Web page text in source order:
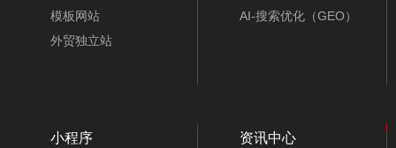
模板网站
外贸独立站
AI-搜索优化（GEO）
小程序 资讯中心